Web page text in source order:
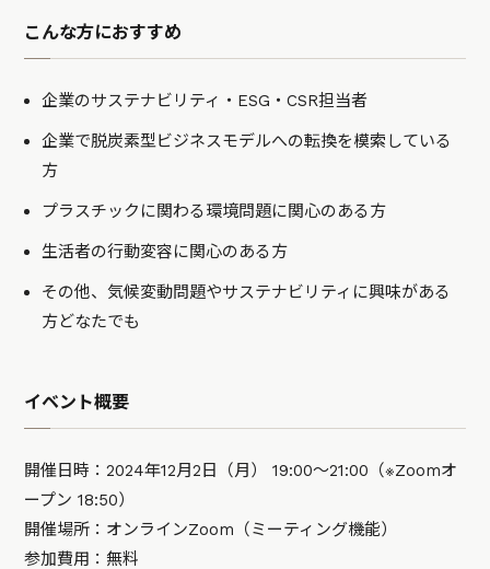
こんな方におすすめ
企業のサステナビリティ・ESG・CSR担当者
企業で脱炭素型ビジネスモデルへの転換を模索している
方
プラスチックに関わる環境問題に関心のある方
生活者の行動変容に関心のある方
その他、気候変動問題やサステナビリティに興味がある
方どなたでも
イベント概要
開催日時：2024年12月2日（月） 19:00〜21:00（※Zoomオ
ープン 18:50）
開催場所：オンラインZoom（ミーティング機能）
参加費用：無料